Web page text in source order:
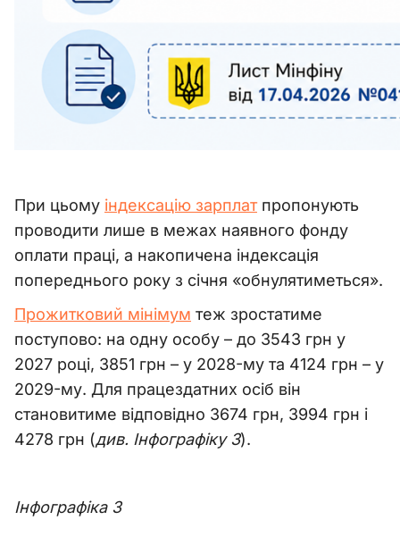
При цьому індексацію зарплатпропонують
проводити лише в межах наявного фонду
оплати праці, а накопичена індексація
попереднього року з січня «обнулятиметься».
Прожитковий мінімум теж зростатиме
поступово: на одну особу – до 3543 грн у
2027 році, 3851 грн – у 2028-му та 4124 грн – у
2029-му. Для працездатних осіб він
становитиме відповідно 3674 грн, 3994 грн і
4278 грн (див. Інфографіку 3).
Інфографіка 3